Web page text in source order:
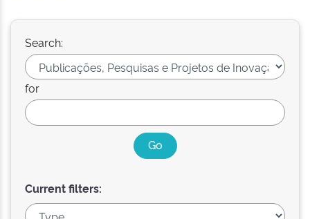
Search:
for
Current filters: